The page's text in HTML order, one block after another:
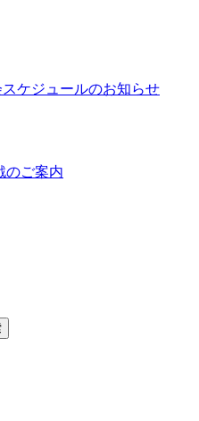
ケジュールのお知らせ
ご案内